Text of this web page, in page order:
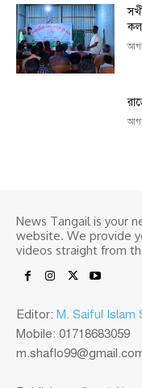
News Tangail is your
website. We provide
videos straight from
Editor: M. Saiful Islam
Mobile: 01718683059